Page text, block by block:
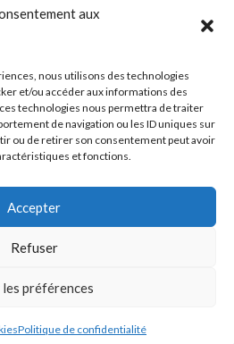
aux
nous utilisons des technologies
et/ou accéder aux informations des
technologies nous permettra de traiter
de navigation ou les ID uniques sur
ou de retirer son consentement peut avoir
et fonctions.
Accepter
Refuser
préférences
Politique de confidentialité
de l’Appareil
– Troubles temporo-
l’ATM – Blocage de la mâchoire –
Douleur mâchoire
Guide Douleurs et/ou blocages
la mâchoire -
Douleurs et/ou blocages de la